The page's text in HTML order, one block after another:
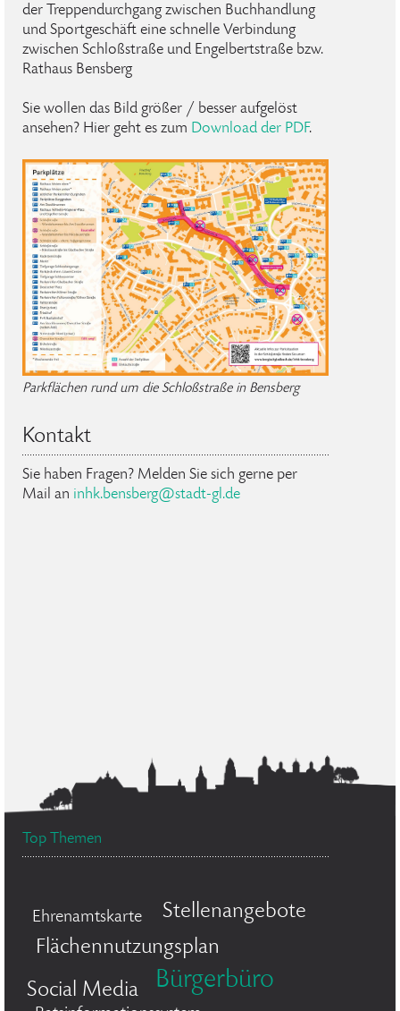
der Treppendurchgang zwischen Buchhandlung
und Sportgeschäft eine schnelle Verbindung
zwischen Schloßstraße und Engelbertstraße bzw.
Rathaus Bensberg
Sie wollen das Bild größer / besser aufgelöst
ansehen? Hier geht es zum Download der PDF.
Parkflächen rund um die Schloßstraße in Bensberg
Kontakt
Sie haben Fragen? Melden Sie sich gerne per
Mail an inhk.bensberg@stadt-gl.de
Top Themen
Ehrenamtskarte
Stellenangebote
Flächennutzungsplan
Social Media
Bürgerbüro